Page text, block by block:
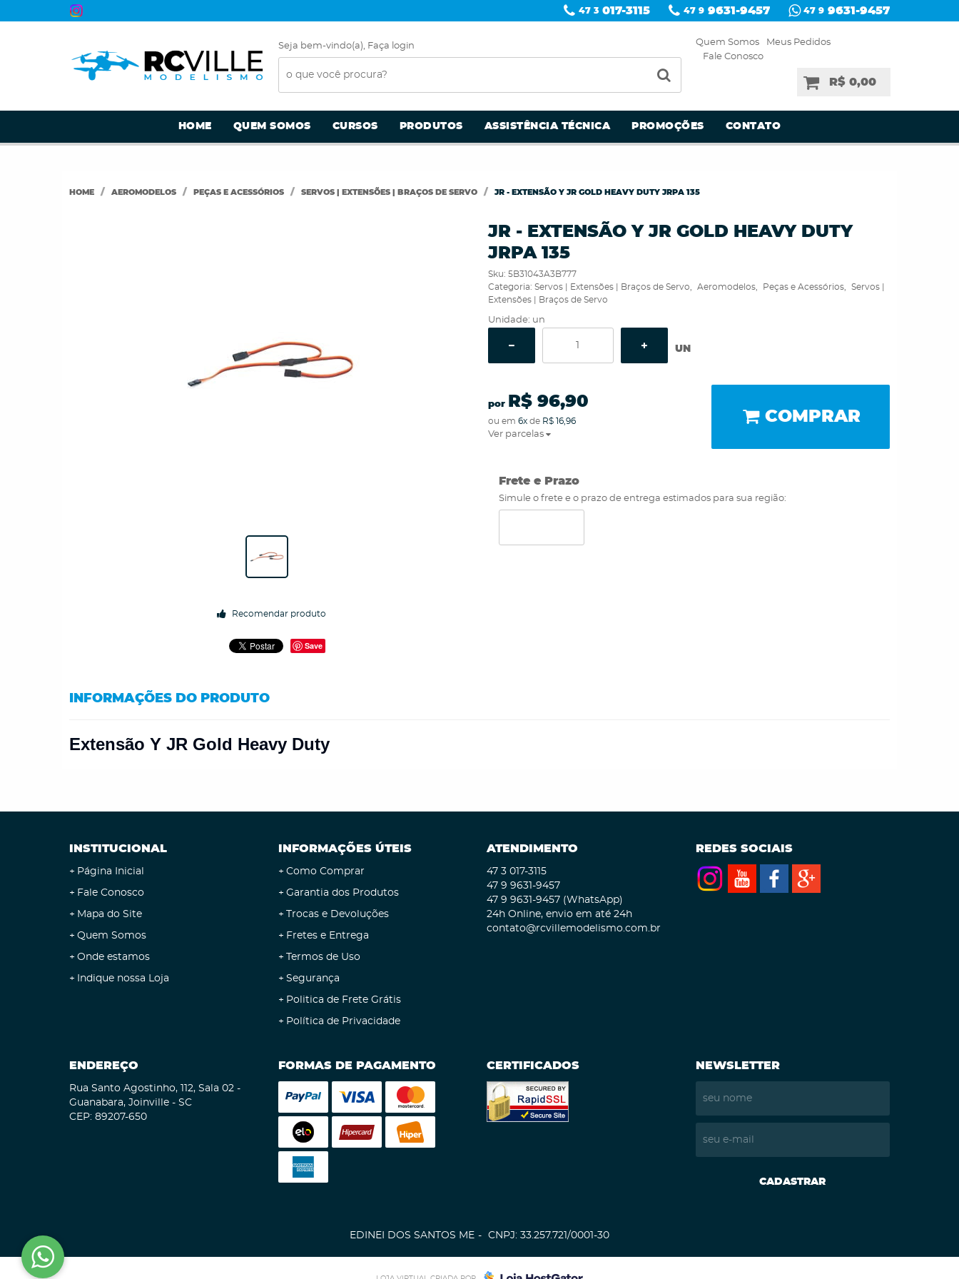
47 3 017-3115 47 9 9631-9457 47 9 9631-9457
Seja bem-vindo(a), Faça login Quem Somos
Meus Pedidos
Fale Conosco
R$ 0,00
HOME QUEM SOMOS CURSOS PRODUTOS ASSISTÊNCIA TÉCNICA PROMOÇÕES CONTATO
HOME AEROMODELOS PEÇAS E ACESSÓRIOS SERVOS | EXTENSÕES | BRAÇOS DE SERVO JR - EXTENSÃO Y JR GOLD HEAVY DUTY JRPA 135
Recomendar produto
Save
JR - EXTENSÃO Y JR GOLD HEAVY DUTY
JRPA 135
Sku: 5B31043A3B777
Categoria: Servos | Extensões | Braços de Servo Aeromodelos Peças e Acessórios
Servos |
Extensões | Braços de Servo
Unidade: un
UN
por R$ 96,90
ou em 6xde R$ 16,96
Ver parcelas
COMPRAR
Frete e Prazo
Simule o frete e o prazo de entrega estimados para sua região:
INFORMAÇÕES DO PRODUTO
Extensão Y JR Gold Heavy Duty
INSTITUCIONAL
Página Inicial
Fale Conosco
Mapa do Site
Quem Somos
Onde estamos
Indique nossa Loja
INFORMAÇÕES ÚTEIS
Como Comprar
Garantia dos Produtos
Trocas e Devoluções
Fretes e Entrega
Termos de Uso
Segurança
Politica de Frete Grátis
Política de Privacidade
ATENDIMENTO
47 3 017-3115
47 9 9631-9457
47 9 9631-9457 (WhatsApp)
24h Online, envio em até 24h
contato@rcvillemodelismo.com.br
REDES SOCIAIS
ENDEREÇO
Rua Santo Agostinho, 112, Sala 02 -
Guanabara, Joinville - SC
CEP: 89207-650
FORMAS DE PAGAMENTO CERTIFICADOS NEWSLETTER
CADASTRAR
EDINEI DOS SANTOS ME CNPJ: 33.257.721/0001-30